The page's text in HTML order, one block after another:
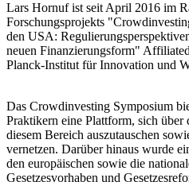
Lars Hornuf ist seit April 2016 im
Forschungsprojekts
den USA:
neuen Finanzierungsform"
Planck-Institut für Innovation und
Das Crowdinvesting Symposium
Praktikern eine Plattform, sich
diesem Bereich auszutauschen
vernetzen. Darüber hinaus wurde
den europäischen sowie die
Gesetzesvorhaben und